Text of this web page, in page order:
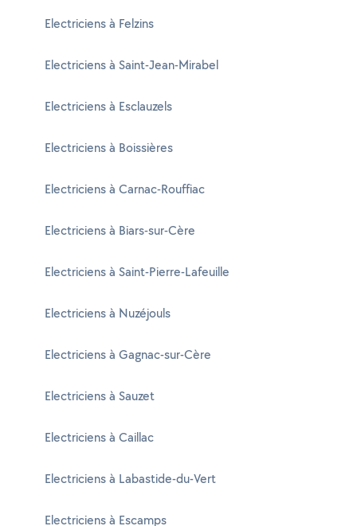
Electriciens à Felzins
Electriciens à Saint-Jean-Mirabel
Electriciens à Esclauzels
Electriciens à Boissières
Electriciens à Carnac-Rouffiac
Electriciens à Biars-sur-Cère
Electriciens à Saint-Pierre-Lafeuille
Electriciens à Nuzéjouls
Electriciens à Gagnac-sur-Cère
Electriciens à Sauzet
Electriciens à Caillac
Electriciens à Labastide-du-Vert
Electriciens à Escamps